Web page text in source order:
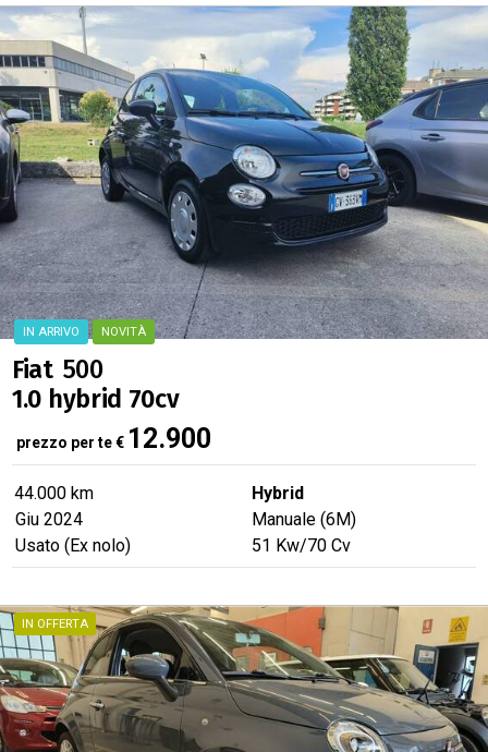
PRONTA CONSEGNA
Fiat 500
1.0 hybrid 70cv
prezzo per te€ 12.900
44.000 km
Hybrid
Giu 2024
Manuale (6M)
Usato (Ex nolo)
51 Kw/70 Cv